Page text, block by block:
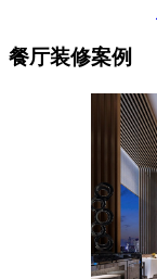
餐厅装修案例